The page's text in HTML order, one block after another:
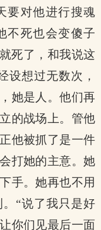
要对他进行搜魂
不死也会变傻子
死了，和我说这
设想过无数次，
她是人。他们再
的战场上。管他
他被抓了是一件
打她的主意。她
手。她再也不用
“说了我只是好
你们见最后一面